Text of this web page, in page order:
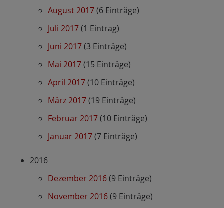
August 2017(6 Einträge)
Juli 2017(1 Eintrag)
Juni 2017(3 Einträge)
Mai 2017(15 Einträge)
April 2017(10 Einträge)
März 2017(19 Einträge)
Februar 2017(10 Einträge)
Januar 2017(7 Einträge)
2016
Dezember 2016(9 Einträge)
November 2016(9 Einträge)